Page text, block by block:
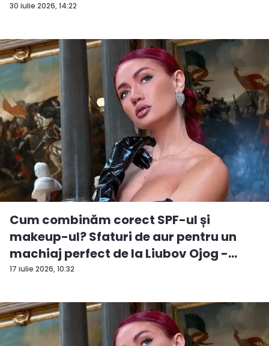
30 iulie 2026, 14:22
17 iulie 2026, 10:32
Cum combinăm corect SPF-ul și
makeup-ul? Sfaturi de aur pentru un
machiaj perfect de la Liubov Ojog -
VID...